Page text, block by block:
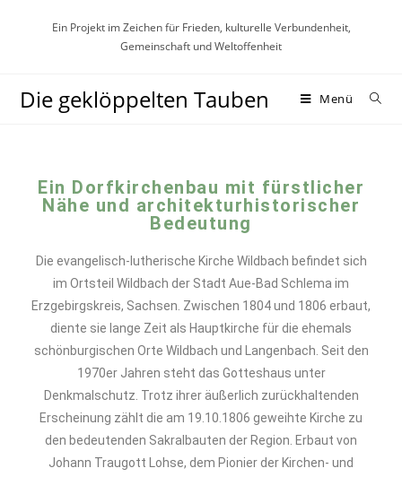
Ein Projekt im Zeichen für Frieden, kulturelle Verbundenheit,
Gemeinschaft und Weltoffenheit
Die geklöppelten Tauben Menü
Ein Dorfkirchenbau mit fürstlicher
Nähe und architekturhistorischer
Bedeutung
Die evangelisch-lutherische Kirche Wildbach befindet sich
im Ortsteil Wildbach der Stadt Aue-Bad Schlema im
Erzgebirgskreis, Sachsen. Zwischen 1804 und 1806 erbaut,
diente sie lange Zeit als Hauptkirche für die ehemals
schönburgischen Orte Wildbach und Langenbach. Seit den
1970er Jahren steht das Gotteshaus unter
Denkmalschutz. Trotz ihrer äußerlich zurückhaltenden
Erscheinung zählt die am 19.10.1806 geweihte Kirche zu
den bedeutenden Sakralbauten der Region. Erbaut von
Johann Traugott Lohse, dem Pionier der Kirchen- und